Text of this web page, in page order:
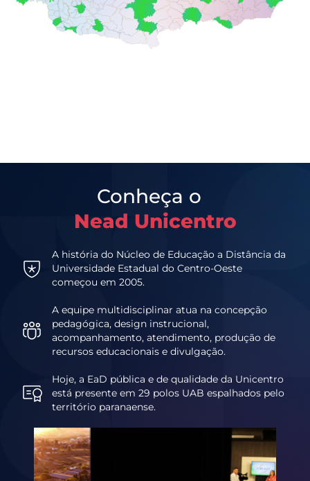
Conheça o
Nead Unicentro
A história do Núcleo de Educação a Distância da
Universidade Estadual do Centro-Oeste
começou em 2005.
A equipe multidisciplinar atua na concepção
pedagógica, design instrucional,
acompanhamento, atendimento, produção de
recursos educacionais e divulgação.
Hoje, a EaD pública e de qualidade da Unicentro
está presente em 29 polos UAB espalhados pelo
território paranaense.